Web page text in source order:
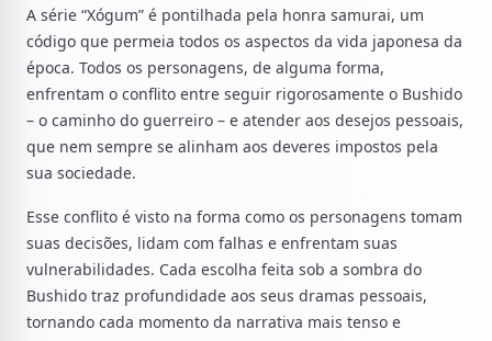
A série “Xógum” é pontilhada pela honra samurai, um
código que permeia todos os aspectos da vida japonesa da
época. Todos os personagens, de alguma forma,
enfrentam o conflito entre seguir rigorosamente o Bushido
– o caminho do guerreiro – e atender aos desejos pessoais,
que nem sempre se alinham aos deveres impostos pela
sua sociedade.
Esse conflito é visto na forma como os personagens tomam
suas decisões, lidam com falhas e enfrentam suas
vulnerabilidades. Cada escolha feita sob a sombra do
Bushido traz profundidade aos seus dramas pessoais,
tornando cada momento da narrativa mais tenso e